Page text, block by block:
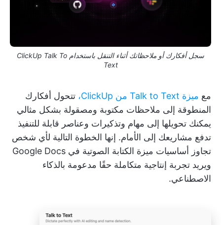
سجل أفكارك أو ملاحظاتك أثناء التنقل باستخدام ClickUp Talk To
Text
مع ميزة Talk to Text من ClickUp،
تتحول أفكارك
المنطوقة إلى ملاحظات مكتوبة ومصقولة بشكل مثالي
يمكنك تحويلها إلى مهام وتذكيرات وعناصر قابلة للتنفيذ
تدفع مشاريعك إلى الأمام. إنها الخطوة التالية لأي شخص
تجاوز أساسيات ميزة الكتابة الصوتية في Google Docs
ويريد تجربة إنتاجية متكاملة حقًا مدعومة بالذكاء
الاصطناعي.